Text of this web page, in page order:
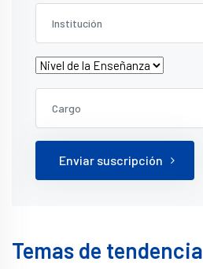
Enviar suscripción
Temas de tendencia